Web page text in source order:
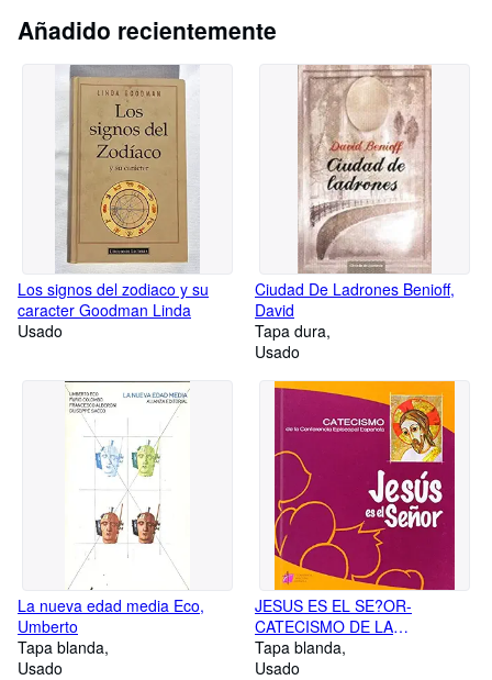
Añadido recientemente
Los signos del zodiaco y su
caracter Goodman Linda
Usado
Ciudad De Ladrones Benioff,
David
Tapa dura
Usado
La nueva edad media Eco,
Umberto
Tapa blanda
Usado
JESUS ES EL SE?OR-
CATECISMO DE LA
CONFERENCIA EPISCOPAL
ESP (SIN COLECCION) AA.VV.
Tapa blanda
Usado